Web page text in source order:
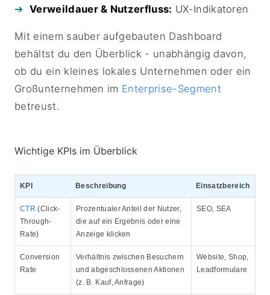
Verweildauer & Nutzerfluss: UX-Indikatoren
Mit einem sauber aufgebauten Dashboard
behältst du den Überblick - unabhängig davon,
ob du ein kleines lokales Unternehmen oder ein
Großunternehmen im Enterprise-Segment
betreust.
Wichtige KPIs im Überblick
KPI Beschreibung Einsatzbereich
CTR (Click-
Through-
Rate)
Prozentualer Anteil der Nutzer,
die auf ein Ergebnis oder eine
Anzeige klicken
SEO, SEA
Conversion
Rate
Verhältnis zwischen Besuchern
und abgeschlossenen Aktionen
(z. B. Kauf, Anfrage)
Website, Shop,
Leadformulare